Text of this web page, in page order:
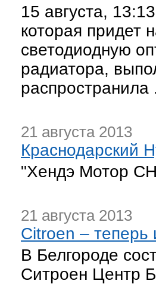
15 августа,
которая придет
светодиодную
радиатора,
распространила
21 августа 2013
Краснодарский
"Хендэ Мотор
21 августа 2013
Citroen – теперь
В Белгороде
Ситроен Центр